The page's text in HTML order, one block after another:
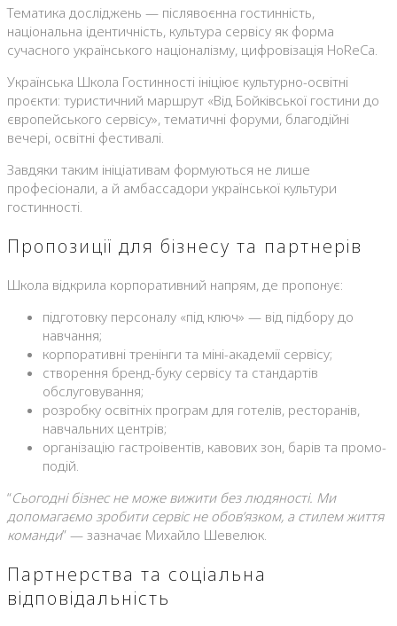
Тематика досліджень — післявоєнна гостинність,
національна ідентичність, культура сервісу як форма
сучасного українського націоналізму, цифровізація HoReCa.
Українська Школа Гостинності ініціює культурно-освітні
проєкти: туристичний маршрут «Від Бойківської гостини до
європейського сервісу», тематичні форуми, благодійні
вечері, освітні фестивалі.
Завдяки таким ініціативам формуються не лише
професіонали, а й амбассадори української культури
гостинності.
Пропозиції для бізнесу та партнерів
Школа відкрила корпоративний напрям, де пропонує:
підготовку персоналу «під ключ» — від підбору до
навчання;
корпоративні тренінги та міні-академії сервісу;
створення бренд-буку сервісу та стандартів
обслуговування;
розробку освітніх програм для готелів, ресторанів,
навчальних центрів;
організацію гастроівентів, кавових зон, барів та промо-
подій.
“Сьогодні бізнес не може вижити без людяності. Ми
допомагаємо зробити сервіс не обов’язком, а стилем життя
команди” — зазначає Михайло Шевелюк.
Партнерства та соціальна
відповідальність